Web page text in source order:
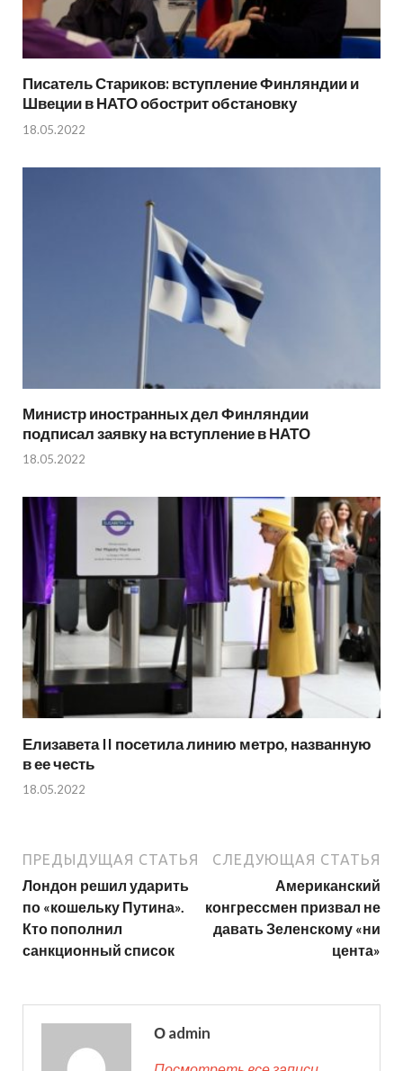
Писатель Стариков: вступление Финляндии и
Швеции в НАТО обострит обстановку
18.05.2022
Министр иностранных дел Финляндии
подписал заявку на вступление в НАТО
18.05.2022
Елизавета II посетила линию метро, названную
в ее честь
18.05.2022
ПРЕДЫДУЩАЯ СТАТЬЯ
Лондон решил ударить
по «кошельку Путина».
Кто пополнил
санкционный список
СЛЕДУЮЩАЯ СТАТЬЯ
Американский
конгрессмен призвал не
давать Зеленскому «ни
цента»
О admin